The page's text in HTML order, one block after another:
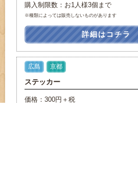
購入制限数：お1人様3個まで
※種類によっては販売しないものがあります
詳細はコチラ
広島 京都
ステッカー
価格：300円＋税